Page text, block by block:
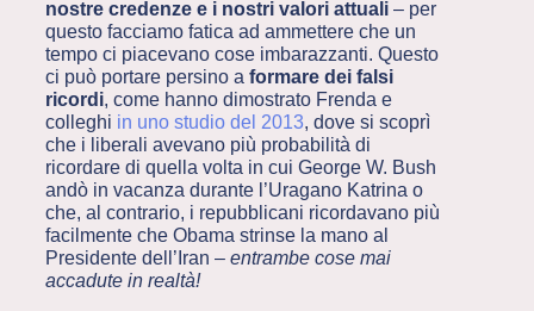
nostre credenze e i nostri valori attuali– per
questo facciamo fatica ad ammettere che un
tempo ci piacevano cose imbarazzanti. Questo
ci può portare persino a formare dei falsi
ricordi, come hanno dimostrato Frenda e
colleghi in uno studio del 2013, dove si scoprì
che i liberali avevano più probabilità di
ricordare di quella volta in cui George W. Bush
andò in vacanza durante l’Uragano Katrina o
che, al contrario, i repubblicani ricordavano più
facilmente che Obama strinse la mano al
Presidente dell’Iran – entrambe cose mai
accadute in realtà!